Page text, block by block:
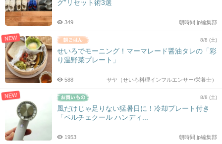
グ”リセット術3選
朝時間.jp編集部
349
NEW 8/8 (土)
せいろでモーニング！マーマレード醤油タレの「彩
り温野菜プレート」
サヤ（せいろ料理インフルエンサー/栄養士）
588
NEW 8/8 (土)
風だけじゃ足りない猛暑日に！冷却プレート付き
「ペルチェクール ハンディ...
朝時間.jp編集部
1953